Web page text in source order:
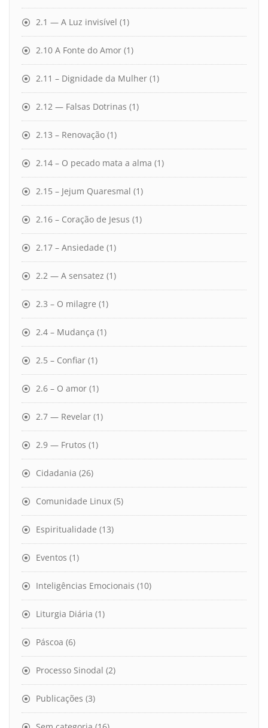
2.1 — A Luz invisível (1)
2.10 A Fonte do Amor (1)
2.11 – Dignidade da Mulher (1)
2.12 — Falsas Dotrinas (1)
2.13 – Renovação (1)
2.14 – O pecado mata a alma (1)
2.15 – Jejum Quaresmal (1)
2.16 – Coração de Jesus (1)
2.17 – Ansiedade (1)
2.2 — A sensatez (1)
2.3 – O milagre (1)
2.4 – Mudança (1)
2.5 – Confiar (1)
2.6 – O amor (1)
2.7 — Revelar (1)
2.9 — Frutos (1)
Cidadania (26)
Comunidade Linux (5)
Espiritualidade (13)
Eventos (1)
Inteligências Emocionais (10)
Liturgia Diária (1)
Páscoa (6)
Processo Sinodal (2)
Publicações (3)